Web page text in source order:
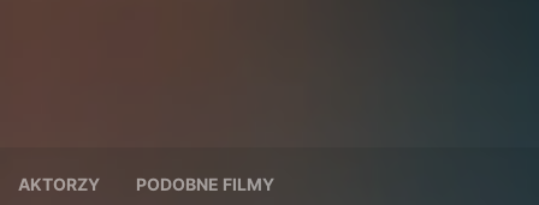
AKTORZY PODOBNE FILMY